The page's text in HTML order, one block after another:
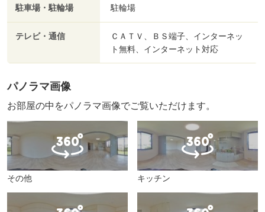
駐車場・駐輪場 駐輪場
テレビ・通信
ＣＡＴＶ、ＢＳ端子、インターネッ
ト無料、インターネット対応
パノラマ画像
お部屋の中をパノラマ画像でご覧いただけます。
その他 キッチン